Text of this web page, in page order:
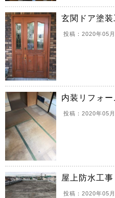
玄関ドア塗装
投稿：2020年05
内装リフォ
投稿：2020年05
屋上防水工事
投稿：2020年05